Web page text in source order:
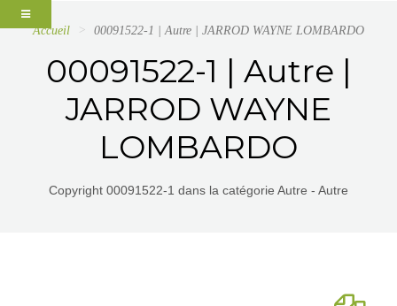
Accueil 00091522-1 | Autre | JARROD WAYNE LOMBARDO
00091522-1 | Autre |
JARROD WAYNE
LOMBARDO
Copyright 00091522-1 dans la catégorie Autre - Autre